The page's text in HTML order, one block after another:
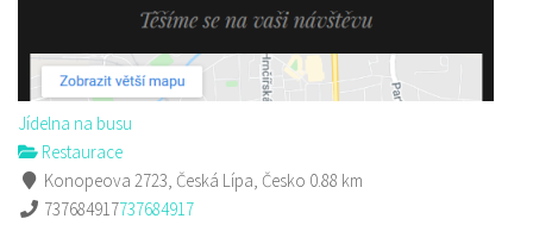
Jídelna na busu
Restaurace
Konopeova 2723, Česká Lípa, Česko 0.88 km
737684917737684917